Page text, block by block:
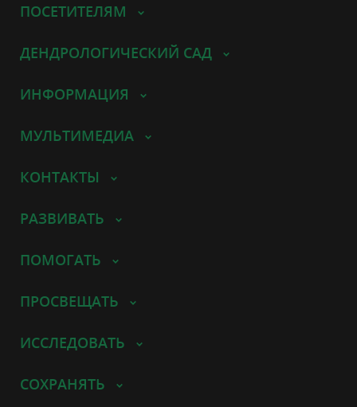
ПОСЕТИТЕЛЯМ
ДЕНДРОЛОГИЧЕСКИЙ САД
ИНФОРМАЦИЯ
МУЛЬТИМЕДИА
КОНТАКТЫ
РАЗВИВАТЬ
ПОМОГАТЬ
ПРОСВЕЩАТЬ
ИССЛЕДОВАТЬ
СОХРАНЯТЬ